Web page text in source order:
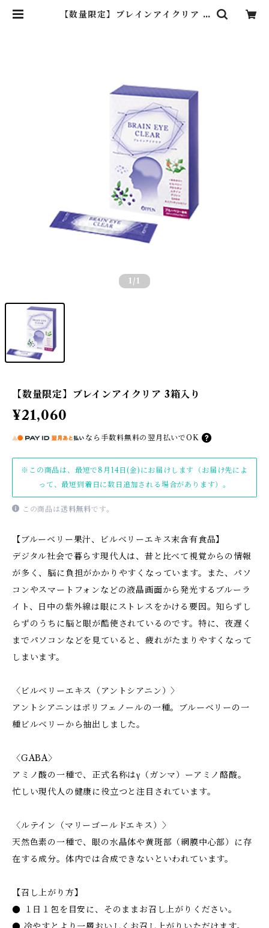
【数量限定】ブレインアイクリア 3
1 /1
【数量限定】ブレインアイクリア 3箱入り
¥21,060
なら 手数料無料の 翌月払いでOK
※この商品は、最短で8月14日(金)にお届けします（お届け先によ
って、最短到着日に数日追加される場合があります）。
この商品は送料無料です。
【ブルーベリー果汁、ビルベリーエキス末含有食品】
デジタル社会で暮らす現代人は、昔と比べて視覚からの情報
が多く、脳に負担がかかりやすくなっています。また、パソ
コンやスマートフォンなどの液晶画面から発光するブルーラ
イト、日中の紫外線は眼にストレスをかける要因。知らずし
らずのうちに脳と眼が酷使されているのです。特に、夜遅く
までパソコンなどを見ていると、疲れがたまりやすくなって
しまいます。
〈ビルベリーエキス（アントシアニン）〉
アントシアニンはポリフェノールの一種。ブルーベリーの一
種ビルベリーから抽出しました。
〈GABA〉
アミノ酸の一種で、正式名称はγ（ガンマ）ーアミノ酪酸。
忙しい現代人の健康に役立つと注目されています。
〈ルテイン（マリーゴールドエキス）〉
天然色素の一種で、眼の水晶体や黄斑部（網膜中心部）に存
在する成分。体内では合成できないといわれています。
【召し上がり方】
● １日１包を目安に、そのままお召し上がりください。